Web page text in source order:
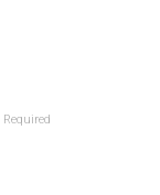
Required